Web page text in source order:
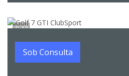
12
Sob Consulta